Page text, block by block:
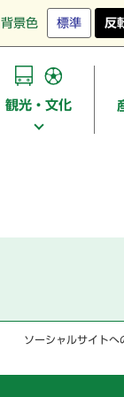
背景色 標準 反
観光・文化
ソーシャルサイトへ